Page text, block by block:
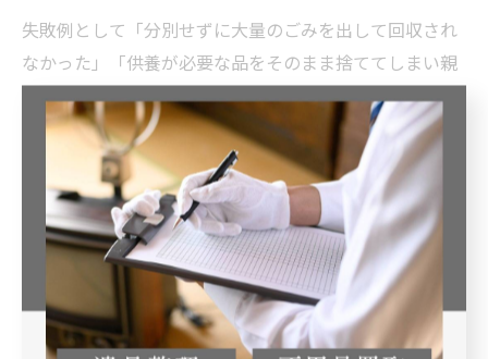
失敗例として「分別せずに大量のごみを出して回収され
なかった」「供養が必要な品をそのまま捨ててしまい親
戚とトラブルになった」などが報告されています。地域
ルールを守ることで、スムーズかつトラブルのない遺品
整理が実現できます。
トラブルを防ぐ遺品整理の連絡・確認術
遺品整理で最も多いトラブルの一つが「家族・親族間の
連絡不足」です。特に徳島市のように親族が離れて暮ら
している場合、意思疎通が不十分だと後々の揉め事や手